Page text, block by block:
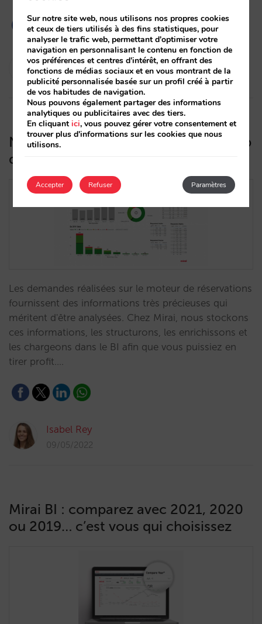
Fran Diéguez
24/05/2022
Nouveau rapport sur la demande web
dans notre BI
Les demandes réalisées sur le moteur de réservations
fournissent des informations très précieuses qui
méritent d'être analysées. Chez Mirai, nous stockons
ces informations, les structurons, les enrichissons et
les chargeons dans le BI afin que vous puissiez en
tirer profit.…
Isabel Rey
09/05/2022
Mirai BI : comparez avec 2021, 2020
ou 2019… c’est vous qui choisissez
Sur notre site web, nous utilisons nos propres cookies
et ceux de tiers utilisés à des fins statistiques, pour
analyser le trafic web, permettant d'optimiser votre
navigation en personnalisant le contenu en fonction de
vos préférences et centres d'intérêt, en offrant des
fonctions de médias sociaux et en vous montrant de la
publicité personnalisée basée sur un profil créé à partir
de vos habitudes de navigation.
Nous pouvons également partager des informations
analytiques ou publicitaires avec des tiers.
En cliquantici, vous pouvez gérer votre consentement et
trouver plus d'informations sur les cookies que nous
utilisons.
Accepter Paramètres
Refuser